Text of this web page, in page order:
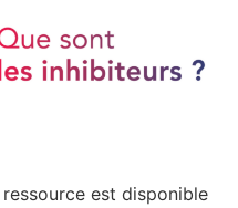
est disponible